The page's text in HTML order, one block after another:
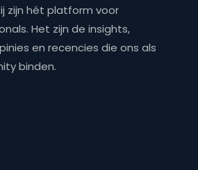
zijn hét platform voor
Het zijn de insights,
en recencies die ons als
binden.